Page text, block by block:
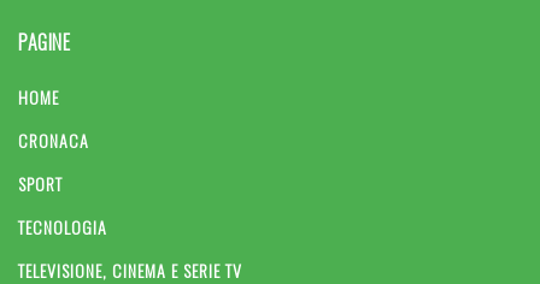
PAGINE
HOME
CRONACA
SPORT
TECNOLOGIA
TELEVISIONE, CINEMA E SERIE TV